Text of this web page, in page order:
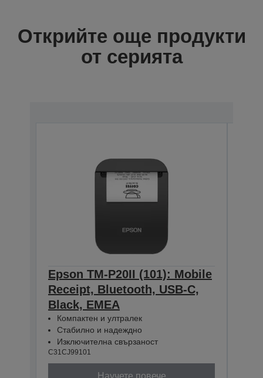
Открийте още продукти
от серията
Epson TM-P20II (101): Mobile
Receipt, Bluetooth, USB-C,
Black, EMEA
Компактен и ултралек
Стабилно и надеждно
Изключителна свързаност
C31CJ99101